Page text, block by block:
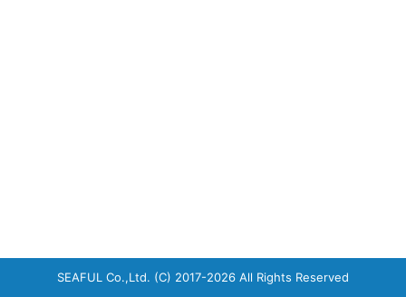
SEAFUL Co.,Ltd. (C) 2017-2026 All Rights Reserved